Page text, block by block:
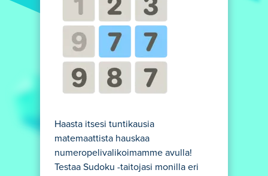
Haasta itsesi tuntikausia
matemaattista hauskaa
numeropelivalikoimamme avulla!
Testaa Sudoku -taitojasi monilla eri